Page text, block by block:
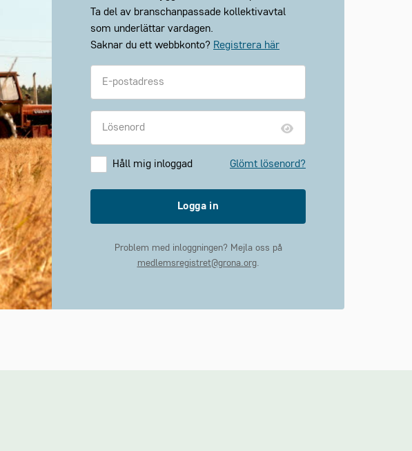
Ta del av branschanpassade kollektivavtal
som underlättar vardagen.
Saknar du ett webbkonto? Registrera här
Håll mig inloggad Glömt lösenord?
Logga in
Problem med inloggningen? Mejla oss på
medlemsregistret@grona.org.